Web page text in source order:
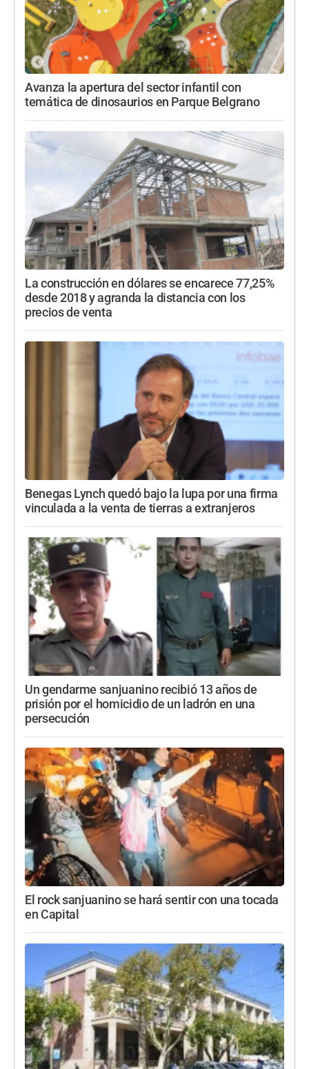
Avanza la apertura del sector infantil con
temática de dinosaurios en Parque Belgrano
La construcción en dólares se encarece 77,25%
desde 2018 y agranda la distancia con los
precios de venta
Benegas Lynch quedó bajo la lupa por una firma
vinculada a la venta de tierras a extranjeros
Un gendarme sanjuanino recibió 13 años de
prisión por el homicidio de un ladrón en una
persecución
El rock sanjuanino se hará sentir con una tocada
en Capital